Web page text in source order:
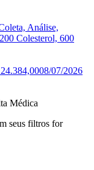
Análise,
Colesterol, 600
08/07/2026
Médica
seus filtros for